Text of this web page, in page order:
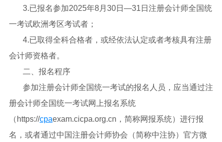
3.已报名参加2025年8月30日—31日注册会计师全国统
一考试欧洲考区考试者；
4.已取得全科合格者，或经依法认定或者考核具有注册
会计师资格者。
二、报名程序
参加注册会计师全国统一考试的报名人员，应当通过注
册会计师全国统一考试网上报名系统
（https://cpaexam.cicpa.org.cn，简称网报系统）进行报
名，或者通过中国注册会计师协会（简称中注协）官方微